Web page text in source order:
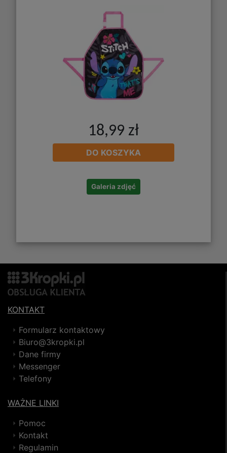
18,99 zł
DO KOSZYKA
Galeria zdjęć
KONTAKT
Formularz kontaktowy
Biuro@3kropki.pl
Dane firmy
Messenger
Telefony
WAŻNE LINKI
Pomoc
Kontakt
Regulamin